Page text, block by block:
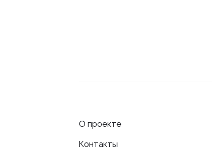
О проекте
Контакты